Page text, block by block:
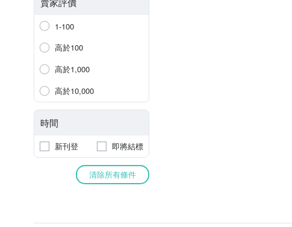
1-100
高於100
高於1,000
高於10,000
時間
新刊登 即將結標
清除所有條件